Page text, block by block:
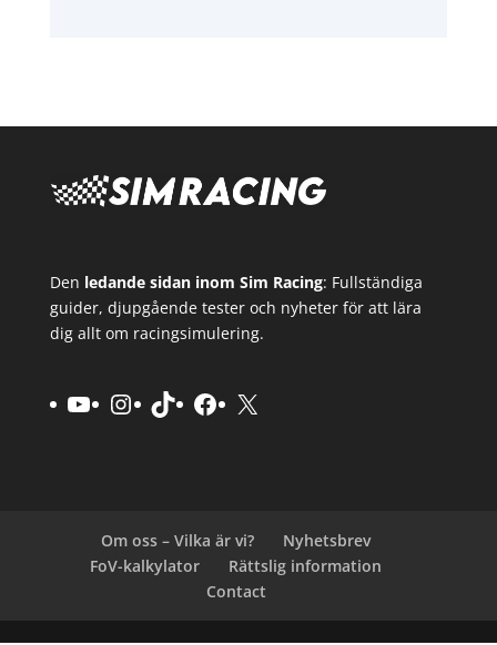
Den ledande sidan inom Sim Racing: Fullständiga
guider, djupgående tester och nyheter för att lära
dig allt om racingsimulering.
YouTube
Instagram
TikTokFacebook
X
Om oss – Vilka är vi?
Nyhetsbrev
FoV-kalkylator
Rättslig information
Contact